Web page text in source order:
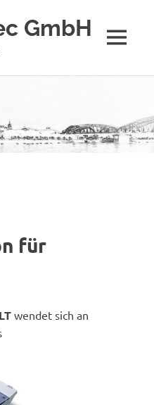
GmbH
MENÜ
für
wendet sich an